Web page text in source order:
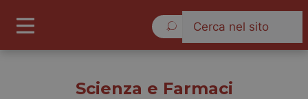
Scienza e Farmaci